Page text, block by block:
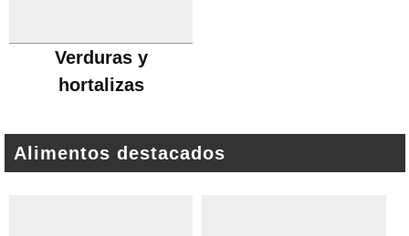
Verduras y
hortalizas
Alimentos destacados